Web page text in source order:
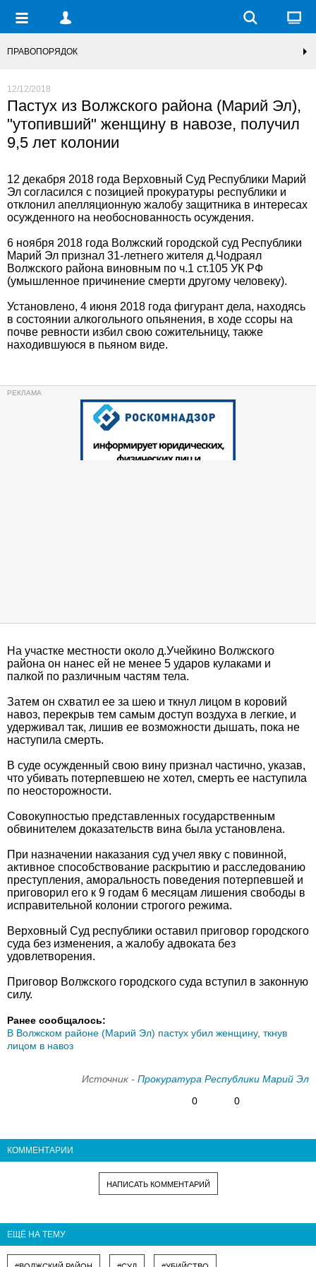
ПРАВОПОРЯДОК
12/12/2018
Пастух из Волжского района (Марий Эл),
"утопивший" женщину в навозе, получил
9,5 лет колонии
12 декабря 2018 года Верховный Суд Республики Марий
Эл согласился с позицией прокуратуры республики и
отклонил апелляционную жалобу защитника в интересах
осужденного на необоснованность осуждения.
6 ноября 2018 года Волжский городской суд Республики
Марий Эл признал 31-летнего жителя д.Чодраял
Волжского района виновным по ч.1 ст.105 УК РФ
(умышленное причинение смерти другому человеку).
Установлено, 4 июня 2018 года фигурант дела, находясь
в состоянии алкогольного опьянения, в ходе ссоры на
почве ревности избил свою сожительницу, также
находившуюся в пьяном виде.
На участке местности около д.Учейкино Волжского
района он нанес ей не менее 5 ударов кулаками и
палкой по различным частям тела.
Затем он схватил ее за шею и ткнул лицом в коровий
навоз, перекрыв тем самым доступ воздуха в легкие, и
удерживал так, лишив ее возможности дышать, пока не
наступила смерть.
В суде осужденный свою вину признал частично, указав,
что убивать потерпевшею не хотел, смерть ее наступила
по неосторожности.
Совокупностью представленных государственным
обвинителем доказательств вина была установлена.
При назначении наказания суд учел явку с повинной,
активное способствование раскрытию и расследованию
преступления, аморальность поведения потерпевшей и
приговорил его к 9 годам 6 месяцам лишения свободы в
исправительной колонии строгого режима.
Верховный Суд республики оставил приговор городского
суда без изменения, а жалобу адвоката без
удовлетворения.
Приговор Волжского городского суда вступил в законную
силу.
Ранее сообщалось:
В Волжском районе (Марий Эл) пастух убил женщину, ткнув
лицом в навоз
Источник - Прокуратура Республики Марий Эл
0
0
КОММЕНТАРИИ
НАПИСАТЬ КОММЕНТАРИЙ
ЕЩЁ НА ТЕМУ